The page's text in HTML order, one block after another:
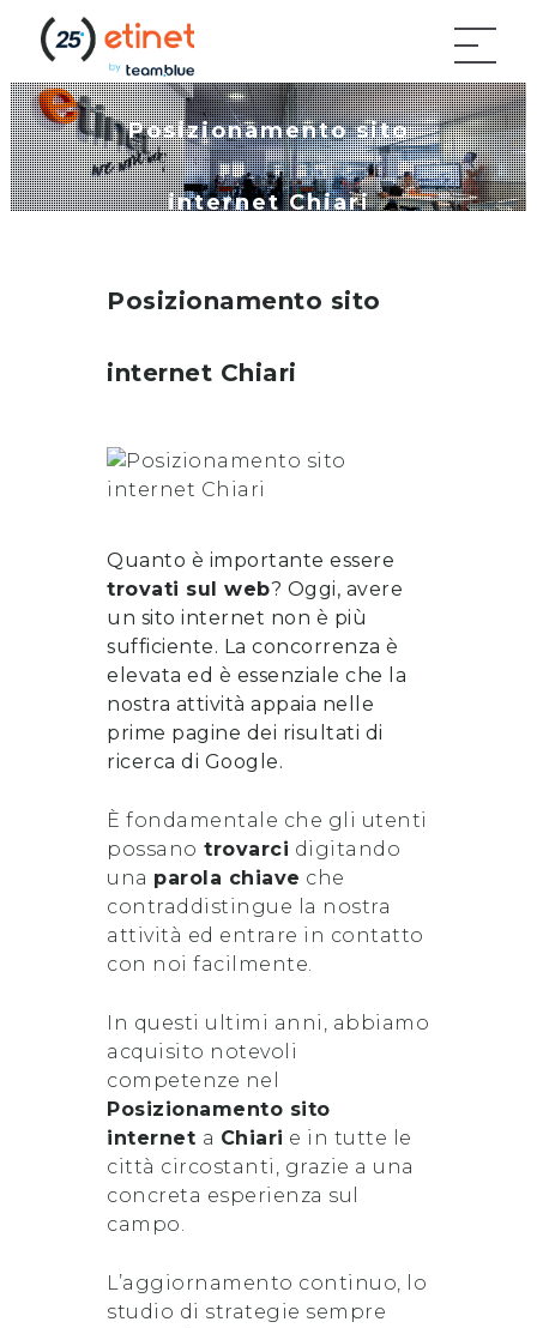
Posizionamento sito
internet Chiari
Posizionamento sito
internet Chiari
Quanto è importante essere
trovati sul web? Oggi, avere
un sito internet non è più
sufficiente. La concorrenza è
elevata ed è essenziale che la
nostra attività appaia nelle
prime pagine dei risultati di
ricerca di Google.
È fondamentale che gli utenti
possano trovarci digitando
una parola chiave che
contraddistingue la nostra
attività ed entrare in contatto
con noi facilmente.
In questi ultimi anni, abbiamo
acquisito notevoli
competenze nel
Posizionamento sito
internet a Chiari e in tutte le
città circostanti, grazie a una
concreta esperienza sul
campo.
L’aggiornamento continuo, lo
studio di strategie sempre